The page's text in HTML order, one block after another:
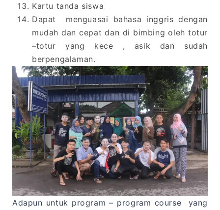
Kartu tanda siswa
Dapat menguasai bahasa inggris dengan
mudah dan cepat dan di bimbing oleh totur
–totur yang kece , asik dan sudah
berpengalaman.
Adapun untuk program – program course yang